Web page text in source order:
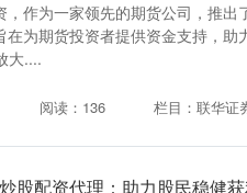
，作为一家领先的期货公司，推出
为期货投资者提供资金支持，助
大....
阅读：136 栏目：联华证
股配资代理：助力股民稳健